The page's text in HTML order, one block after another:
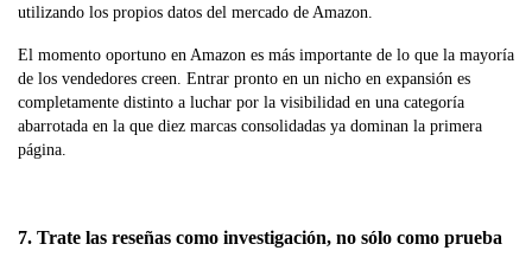
utilizando los propios datos del mercado de Amazon.
El momento oportuno en Amazon es más importante de lo que la mayoría
de los vendedores creen. Entrar pronto en un nicho en expansión es
completamente distinto a luchar por la visibilidad en una categoría
abarrotada en la que diez marcas consolidadas ya dominan la primera
página.
7. Trate las reseñas como investigación, no sólo como prueba